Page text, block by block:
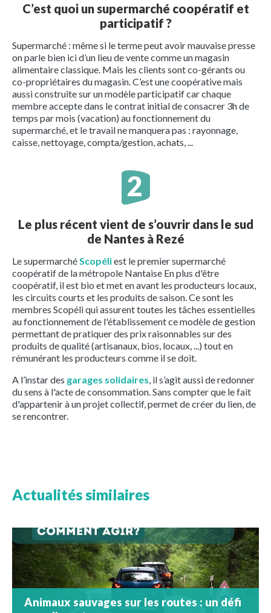
C’est quoi un supermarché coopératif et
participatif ?
Supermarché : même si le terme peut avoir mauvaise presse
on parle bien ici d’un lieu de vente comme un magasin
alimentaire classique. Mais les clients sont co-gérants ou
co-propriétaires du magasin. C’est une coopérative mais
aussi construite sur un modèle participatif car chaque
membre accepte dans le contrat initial de consacrer 3h de
temps par mois (vacation) au fonctionnement du
supermarché, et le travail ne manquera pas : rayonnage,
caisse, nettoyage, compta/gestion, achats, ...
Le plus récent vient de s’ouvrir dans le sud
de Nantes à Rezé
Le supermarché Scopéliest le premier supermarché
coopératif de la métropole Nantaise En plus d'être
coopératif, il est bio et met en avant les producteurs locaux,
les circuits courts et les produits de saison. Ce sont les
membres Scopéli qui assurent toutes les tâches essentielles
au fonctionnement de l'établissement ce modèle de gestion
permettant de pratiquer des prix raisonnables sur des
produits de qualité (artisanaux, bios, locaux, ...) tout en
rémunérant les producteurs comme il se doit.
A l’instar des garages solidaires , il s’agit aussi de redonner
du sens à l'acte de consommation. Sans compter que le fait
d'appartenir à un projet collectif, permet de créer du lien, de
se rencontrer.
Actualités similaires
Animaux sauvages sur les routes : un défi